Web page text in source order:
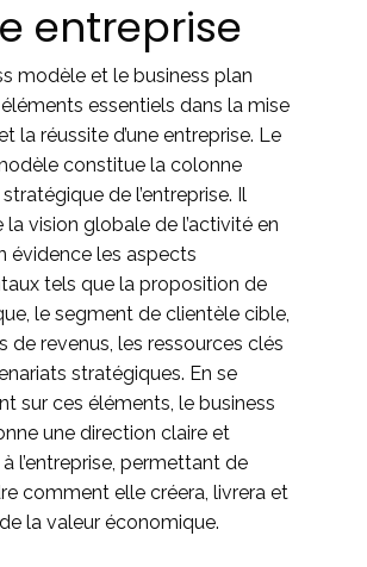
entreprise
modèle et le business plan
essentiels dans la mise
la réussite d’une entreprise. Le
constitue la colonne
de l’entreprise. Il
la vision globale de l’activité en
évidence les aspects
tels que la proposition de
le segment de clientèle cible,
de revenus, les ressources clés
stratégiques. En se
sur ces éléments, le business
une direction claire et
l’entreprise, permettant de
comment elle créera, livrera et
la valeur économique.